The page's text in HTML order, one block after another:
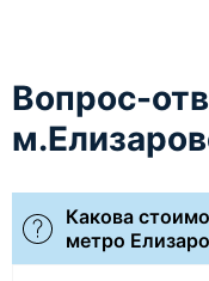
Вопрос-
Какова
метро